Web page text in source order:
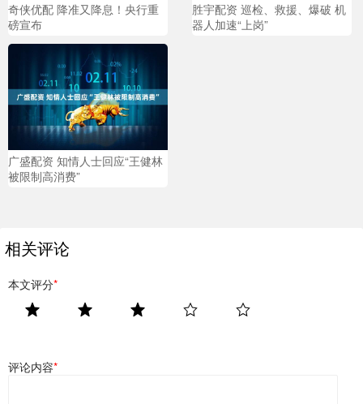
奇侠优配 降准又降息！央行重
磅宣布
胜宇配资 巡检、救援、爆破 机
器人加速“上岗”
广盛配资 知情人士回应“王健林
被限制高消费”
相关评论
本文评分*
评论内容*